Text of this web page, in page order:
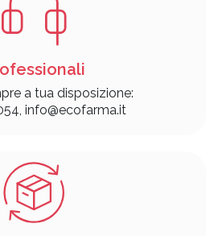
a tua disposizione:
info@ecofarma.it